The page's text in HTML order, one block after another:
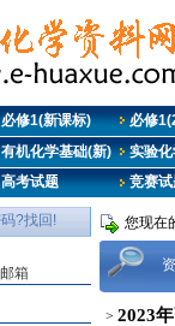
必修1(新课标) 必修
有机化学基础(新) 实验
高考试题 竞赛
您现在
> 2023